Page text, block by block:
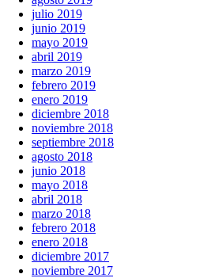
julio 2019
junio 2019
mayo 2019
abril 2019
marzo 2019
febrero 2019
enero 2019
diciembre 2018
noviembre 2018
septiembre 2018
agosto 2018
junio 2018
mayo 2018
abril 2018
marzo 2018
febrero 2018
enero 2018
diciembre 2017
noviembre 2017